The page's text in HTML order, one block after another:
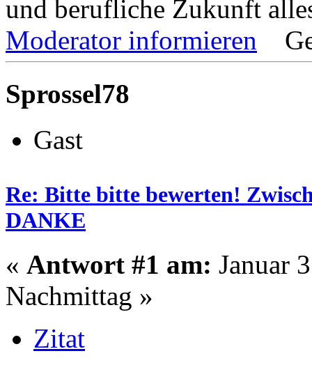
und berufliche Zukunft
Moderator informieren
Sprossel78
Gast
Re: Bitte bitte bewerten!
DANKE
« Antwort #1 am: Januar
Nachmittag »
Zitat